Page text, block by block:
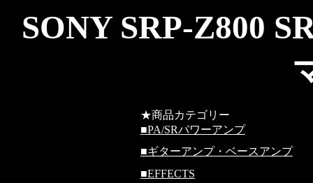
SONY SRP-Z800
★商品カテゴリー
■PA/SRパワーアンプ
■ギターアンプ・ベースアンプ
■EFFECTS